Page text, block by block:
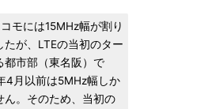
モには15MHz幅が割り
たが、LTEの当初のター
都市部（東名阪）で
4月以前は5MHz幅しか
ん。そのため、当初の